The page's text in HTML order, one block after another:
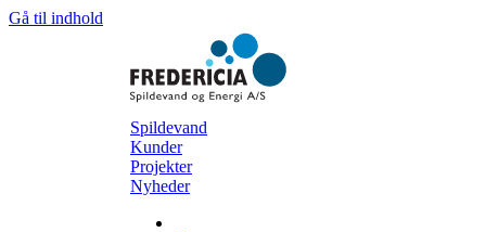
Gå til indhold
Spildevand
Kunder
Projekter
Nyheder